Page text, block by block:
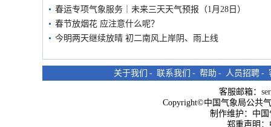
春运专项气象服务｜未来三天天气预报（1月28日）
春节放烟花 应注意什么呢？
今明两天继续放晴 初二南风上岸阴、雨上线
关于我们 - 联系我们 - 帮助 - 人员招聘 -
客服邮箱：
Copyright©中国气象局公共
制作维护：中
郑重声明